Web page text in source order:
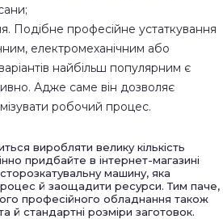
Подібне професійне устаткування
електромеханічним або
найбільш популярним є
Адже саме він дозволяє
робочий процес.
виробляти велику кількість
придбайте в інтернет-магазині
машину, яка
й заощадити ресурси. Тим паче,
професійного обладнання також
й стандартні розміри заготовок.